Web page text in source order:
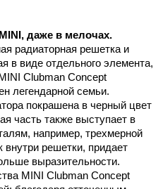
даже в мелочах.
радиаторная решетка и
в виде отдельного элемента,
Clubman Concept
легендарной семьи.
покрашена в черный цвет
часть также выступает в
например, трехмерной
решетки, придает
выразительности.
MINI Clubman Concept